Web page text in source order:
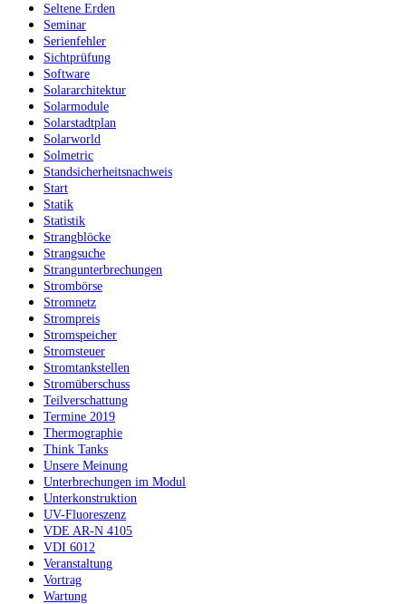
Seltene Erden
Seminar
Serienfehler
Sichtprüfung
Software
Solararchitektur
Solarmodule
Solarstadtplan
Solarworld
Solmetric
Standsicherheitsnachweis
Start
Statik
Statistik
Strangblöcke
Strangsuche
Strangunterbrechungen
Strombörse
Stromnetz
Strompreis
Stromspeicher
Stromsteuer
Stromtankstellen
Stromüberschuss
Teilverschattung
Termine 2019
Thermographie
Think Tanks
Unsere Meinung
Unterbrechungen im Modul
Unterkonstruktion
UV-Fluoreszenz
VDE AR-N 4105
VDI 6012
Veranstaltung
Vortrag
Wartung